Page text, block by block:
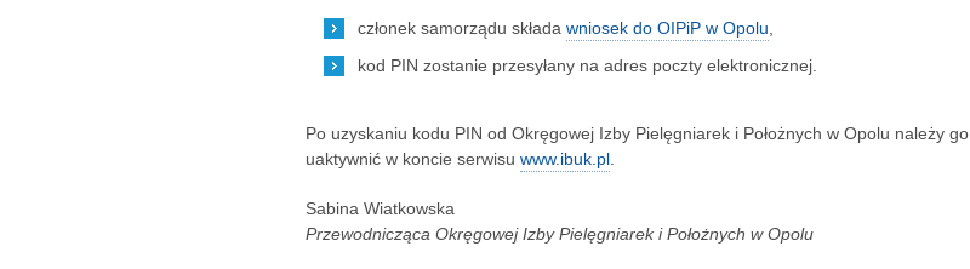
członek samorządu składa wniosek do OIPiP w Opolu
kod PIN zostanie przesyłany na adres poczty elektronicznej.
Po uzyskaniu kodu PIN od Okręgowej Izby Pielęgniarek i Położnych w Opolu należy go
uaktywnić w koncie serwisu www.ibuk.pl
Sabina Wiatkowska
Przewodnicząca Okręgowej Izby Pielęgniarek i Położnych w Opolu